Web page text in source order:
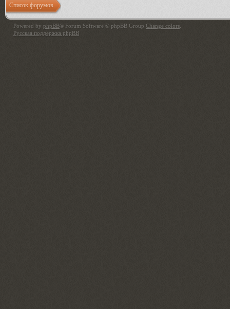
Список форумов
Powered by phpBB® Forum Software © phpBB Group Change colors
Русская поддержка phpBB